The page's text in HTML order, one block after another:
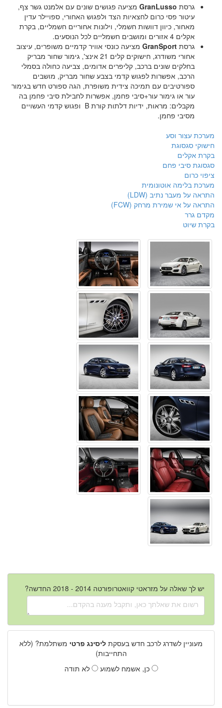
גרסת GranLusso מציעה פגושים שונים עם אלמנט גשר צף,
עיטור פסי כרום לחצאיות הצד ולפגוש האחורי, ספויילר עדין
מאחור, כיוון דוושות חשמלי, וילונות אחוריים חשמליים, בקרת
אקלים 4 אזורים ומושבים חשמליים לכל הנוסעים.
גרסת GranSport מציעה כונסי אוויר קדמיים משופרים, עיצוב
אחורי משודרג, חישוקים קלים 21 אינצ', גימור שחור מבריק
בחלקים שונים ברכב, קליפרים אדומים, צביעה כחולה בסמלי
הרכב, אפשרות לפגוש קדמי בצבע שחור מבריק, מושבים
ספורטיבים עם תמיכה צידית משופרת, הגה ספורט חדש בגימור
עור או גימור עור+סיבי פחמן, אפשרות לחבילת סיבי פחמן בה
מקבלים: מראות, ידיות דלתות קורת B ופגוש קדמי העשויים
מסיבי פחמן.
מערכת עצור וסע
חישוקי סגסוגת
בקרת אקלים
סגסוגת סיבי פחם
ציפוי כרום
מערכת בלימה אוטונומית
התראה על מעבר נתיב (LDW)
התראה על אי שמירת מרחק (FCW)
מקדם גרר
בקרת שיוט
יש לך שאלה על מזראטי קוואטרופורטה 2014 - 2018 החדשה?
מעוניין לשדרג לרכב חדש בעסקת ליסינג פרטי משתלמת? (ללא
התחייבות)
כן, אשמח לשמוע
לא תודה